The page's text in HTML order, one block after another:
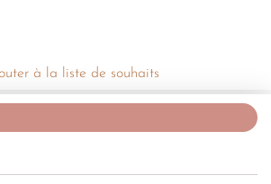
à la liste de souhaits